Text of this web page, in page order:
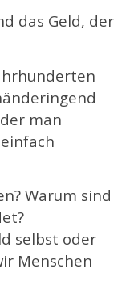
das Geld, der
man
Warum sind
selbst oder
Menschen